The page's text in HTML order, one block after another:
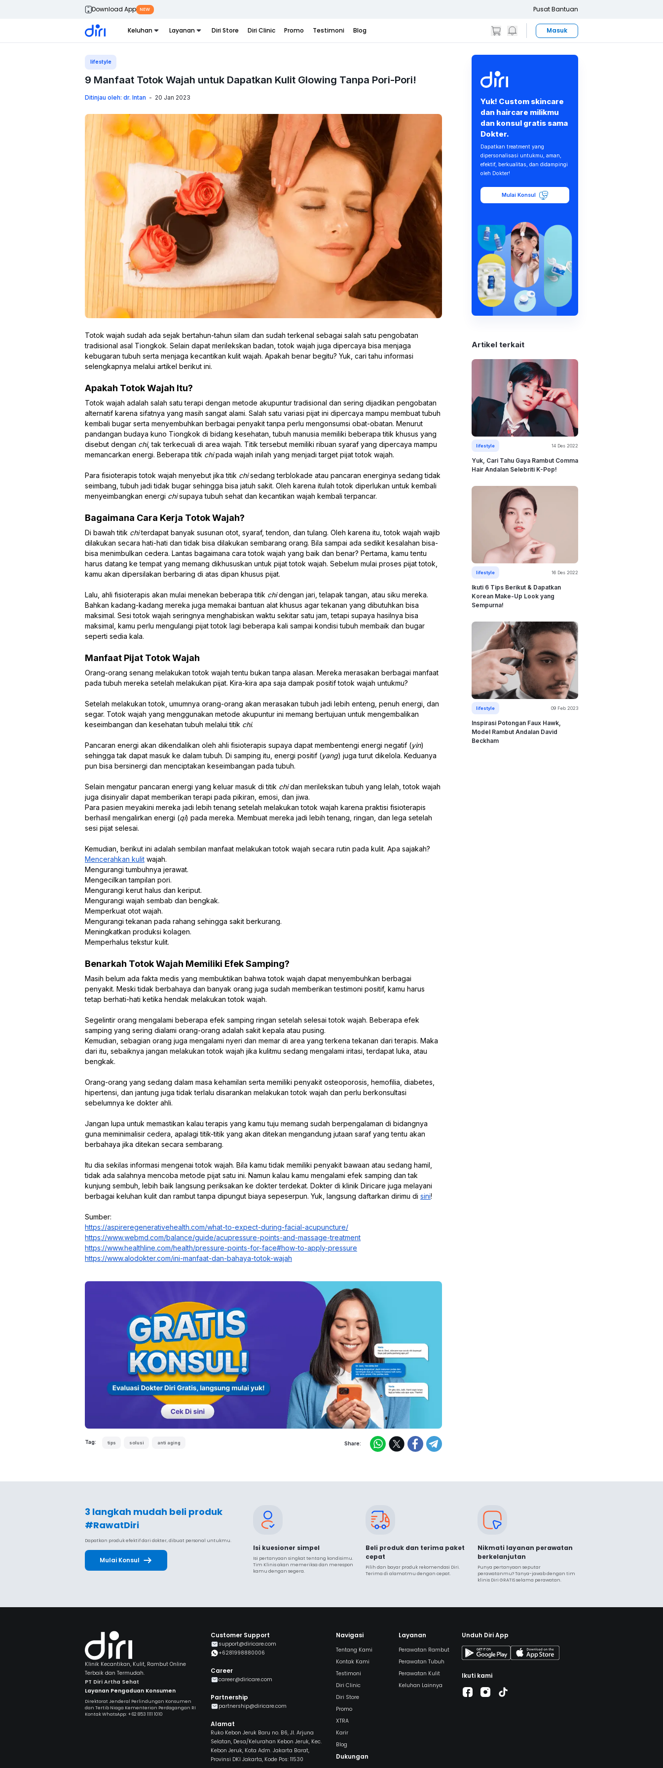
Download App NEW Pusat Bantuan
Keluhan Layanan Diri Store Diri Clinic Promo Testimoni Blog Masuk
lifestyle
9 Manfaat Totok Wajah untuk Dapatkan Kulit Glowing Tanpa Pori-Pori!
Ditinjau oleh: dr. Intan - 20 Jan 2023
Totok wajah sudah ada sejak bertahun-tahun silam dan sudah terkenal sebagai salah satu pengobatan
tradisional asal Tiongkok. Selain dapat merilekskan badan, totok wajah juga dipercaya bisa menjaga
kebugaran tubuh serta menjaga kecantikan kulit wajah. Apakah benar begitu? Yuk, cari tahu informasi
selengkapnya melalui artikel berikut ini.
Apakah Totok Wajah Itu?
Totok wajah adalah salah satu terapi dengan metode akupuntur tradisional dan sering dijadikan pengobatan
alternatif karena sifatnya yang masih sangat alami. Salah satu variasi pijat ini dipercaya mampu membuat tubuh
kembali bugar serta menyembuhkan berbagai penyakit tanpa perlu mengonsumsi obat-obatan. Menurut
pandangan budaya kuno Tiongkok di bidang kesehatan, tubuh manusia memiliki beberapa titik khusus yang
disebut dengan chi, tak terkecuali di area wajah. Titik tersebut memiliki ribuan syaraf yang dipercaya mampu
memancarkan energi. Beberapa titik chipada wajah inilah yang menjadi target pijat totok wajah.
Para fisioterapis totok wajah menyebut jika titik chisedang terblokade atau pancaran energinya sedang tidak
seimbang, tubuh jadi tidak bugar sehingga bisa jatuh sakit. Oleh karena itulah totok diperlukan untuk kembali
menyeimbangkan energi chisupaya tubuh sehat dan kecantikan wajah kembali terpancar.
Bagaimana Cara Kerja Totok Wajah?
Di bawah titik chiterdapat banyak susunan otot, syaraf, tendon, dan tulang. Oleh karena itu, totok wajah wajib
dilakukan secara hati-hati dan tidak bisa dilakukan sembarang orang. Bila sampai ada sedikit kesalahan bisa-
bisa menimbulkan cedera. Lantas bagaimana cara totok wajah yang baik dan benar? Pertama, kamu tentu
harus datang ke tempat yang memang dikhususkan untuk pijat totok wajah. Sebelum mulai proses pijat totok,
kamu akan dipersilakan berbaring di atas dipan khusus pijat.
Lalu, ahli fisioterapis akan mulai menekan beberapa titik chidengan jari, telapak tangan, atau siku mereka.
Bahkan kadang-kadang mereka juga memakai bantuan alat khusus agar tekanan yang dibutuhkan bisa
maksimal. Sesi totok wajah seringnya menghabiskan waktu sekitar satu jam, tetapi supaya hasilnya bisa
maksimal, kamu perlu mengulangi pijat totok lagi beberapa kali sampai kondisi tubuh membaik dan bugar
seperti sedia kala.
Manfaat Pijat Totok Wajah
Orang-orang senang melakukan totok wajah tentu bukan tanpa alasan. Mereka merasakan berbagai manfaat
pada tubuh mereka setelah melakukan pijat. Kira-kira apa saja dampak positif totok wajah untukmu?
Setelah melakukan totok, umumnya orang-orang akan merasakan tubuh jadi lebih enteng, penuh energi, dan
segar. Totok wajah yang menggunakan metode akupuntur ini memang bertujuan untuk mengembalikan
keseimbangan dan kesehatan tubuh melalui titik chi.
Pancaran energi akan dikendalikan oleh ahli fisioterapis supaya dapat membentengi energi negatif (yin)
sehingga tak dapat masuk ke dalam tubuh. Di samping itu, energi positif (yang) juga turut dikelola. Keduanya
pun bisa bersinergi dan menciptakan keseimbangan pada tubuh.
Selain mengatur pancaran energi yang keluar masuk di titik chidan merilekskan tubuh yang lelah, totok wajah
juga disinyalir dapat memberikan terapi pada pikiran, emosi, dan jiwa.
Para pasien meyakini mereka jadi lebih tenang setelah melakukan totok wajah karena praktisi fisioterapis
berhasil mengalirkan energi (qi) pada mereka. Membuat mereka jadi lebih tenang, ringan, dan lega setelah
sesi pijat selesai.
Kemudian, berikut ini adalah sembilan manfaat melakukan totok wajah secara rutin pada kulit. Apa sajakah?
Mencerahkan kulit wajah.
Mengurangi tumbuhnya jerawat.
Mengecilkan tampilan pori.
Mengurangi kerut halus dan keriput.
Mengurangi wajah sembab dan bengkak.
Memperkuat otot wajah.
Mengurangi tekanan pada rahang sehingga sakit berkurang.
Meningkatkan produksi kolagen.
Memperhalus tekstur kulit.
Benarkah Totok Wajah Memiliki Efek Samping?
Masih belum ada fakta medis yang membuktikan bahwa totok wajah dapat menyembuhkan berbagai
penyakit. Meski tidak berbahaya dan banyak orang juga sudah memberikan testimoni positif, kamu harus
tetap berhati-hati ketika hendak melakukan totok wajah.
Segelintir orang mengalami beberapa efek samping ringan setelah selesai totok wajah. Beberapa efek
samping yang sering dialami orang-orang adalah sakit kepala atau pusing.
Kemudian, sebagian orang juga mengalami nyeri dan memar di area yang terkena tekanan dari terapis. Maka
dari itu, sebaiknya jangan melakukan totok wajah jika kulitmu sedang mengalami iritasi, terdapat luka, atau
bengkak.
Orang-orang yang sedang dalam masa kehamilan serta memiliki penyakit osteoporosis, hemofilia, diabetes,
hipertensi, dan jantung juga tidak terlalu disarankan melakukan totok wajah dan perlu berkonsultasi
sebelumnya ke dokter ahli.
Jangan lupa untuk memastikan kalau terapis yang kamu tuju memang sudah berpengalaman di bidangnya
guna meminimalisir cedera, apalagi titik-titik yang akan ditekan mengandung jutaan saraf yang tentu akan
berbahaya jika ditekan secara sembarang.
Itu dia sekilas informasi mengenai totok wajah. Bila kamu tidak memiliki penyakit bawaan atau sedang hamil,
tidak ada salahnya mencoba metode pijat satu ini. Namun kalau kamu mengalami efek samping dan tak
kunjung sembuh, lebih baik langsung periksakan ke dokter terdekat. Dokter di klinik Diricare juga melayani
berbagai keluhan kulit dan rambut tanpa dipungut biaya sepeserpun. Yuk, langsung daftarkan dirimu di sini!
Sumber:
https://aspireregenerativehealth.com/what-to-expect-during-facial-acupuncture/
https://www.webmd.com/balance/guide/acupressure-points-and-massage-treatment
https://www.healthline.com/health/pressure-points-for-face#how-to-apply-pressure
https://www.alodokter.com/ini-manfaat-dan-bahaya-totok-wajah
Tag: tips solusi anti aging Share:
Yuk! Custom skincare
dan haircare milikmu
dan konsul gratis sama
Dokter.
Dapatkan treatment yang
dipersonalisasi untukmu, aman,
efektif, berkualitas, dan didampingi
oleh Dokter!
Mulai Konsul
Artikel terkait
lifestyle 14 Des 2022
Yuk, Cari Tahu Gaya Rambut Comma
Hair Andalan Selebriti K-Pop!
lifestyle 16 Des 2022
Ikuti 6 Tips Berikut & Dapatkan
Korean Make-Up Look yang
Sempurna!
lifestyle 09 Feb 2023
Inspirasi Potongan Faux Hawk,
Model Rambut Andalan David
Beckham
3 langkah mudah beli produk
#RawatDiri
Dapatkan produk efektif dari dokter, dibuat personal untukmu.
Mulai Konsul
Isi kuesioner simpel
Isi pertanyaan singkat tentang kondisimu.
Tim Klinis akan memeriksa dan merespon
kamu dengan segera.
Beli produk dan terima paket
cepat
Pilih dan bayar produk rekomendasi Diri.
Terima di alamatmu dengan cepat.
Nikmati layanan perawatan
berkelanjutan
Punya pertanyaan seputar
perawatanmu? Tanya-jawab dengan tim
klinis Diri GRATIS selama perawatan.
Klinik Kecantikan, Kulit, Rambut Online
Terbaik dan Termudah.
PT Diri Artha Sehat
Layanan Pengaduan Konsumen
Direktorat Jenderal Perlindungan Konsumen
dan Tertib Niaga Kementerian Perdagangan RI
Kontak WhatsApp: +62 853 1111 1010
Customer Support
support@diricare.com
+6281998880006
Career
career@diricare.com
Partnership
partnership@diricare.com
Alamat
Ruko Kebon Jeruk Baru no. B6, Jl. Arjuna
Selatan, Desa/Kelurahan Kebon Jeruk, Kec.
Kebon Jeruk, Kota Adm. Jakarta Barat,
Provinsi DKI Jakarta, Kode Pos: 11530
Navigasi
Tentang Kami
Kontak Kami
Testimoni
Diri Clinic
Diri Store
Promo
XTRA
Karir
Blog
Dukungan
Layanan
Perawatan Rambut
Perawatan Tubuh
Perawatan Kulit
Keluhan Lainnya
Unduh Diri App
Ikuti kami